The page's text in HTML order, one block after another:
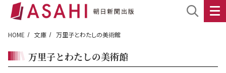
HOME 文庫 万里子とわたしの美術館
万里子とわたしの美術館